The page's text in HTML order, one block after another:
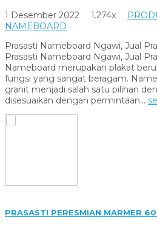
1 Desember 2022 1.274x
NAMEBOARD
Prasasti Nameboard Ngawi, Jual
Prasasti Nameboard Ngawi, Jual
Nameboard merupakan plakat
fungsi yang sangat beragam.
granit menjadi salah satu pilihan
disesuaikan dengan permintaan...